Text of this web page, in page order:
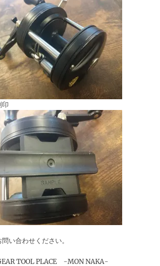
印
い合わせください。
TOOL PLACE -MON NAKA-